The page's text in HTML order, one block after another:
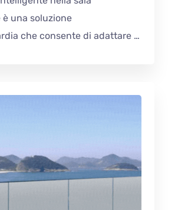
una soluzione
che consente di adattare le